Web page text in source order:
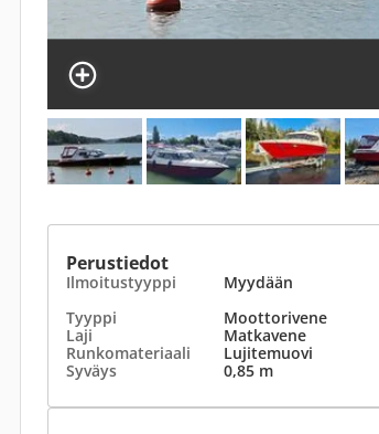
Perustiedot
Ilmoitustyyppi Myydään
Tyyppi
Moottorivene
Laji
Matkavene
Runkomateriaali
Lujitemuovi
Syväys
0,85 m